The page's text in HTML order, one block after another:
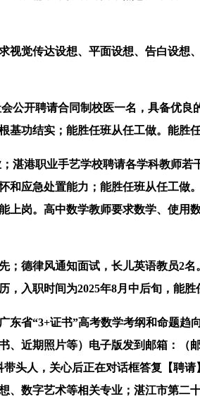
传达设想、平面设想、告白设想
开聘请合同制校医一名，具备优良
基功结实；能胜任班从任工做。能胜
港职业手艺学校聘请各学科教师若
应急处置能力；能胜任班从任工做
岗。高中数学教师要求数学、使用
律风通知面试，长儿英语教员2名
入职时间为2025年8月中后旬，能胜
“3+证书”高考数学考纲和命题趋
近期照片等）电子版发到邮箱：（
头人，关心后正在对话框答复【聘
数字艺术等相关专业；湛江市第二